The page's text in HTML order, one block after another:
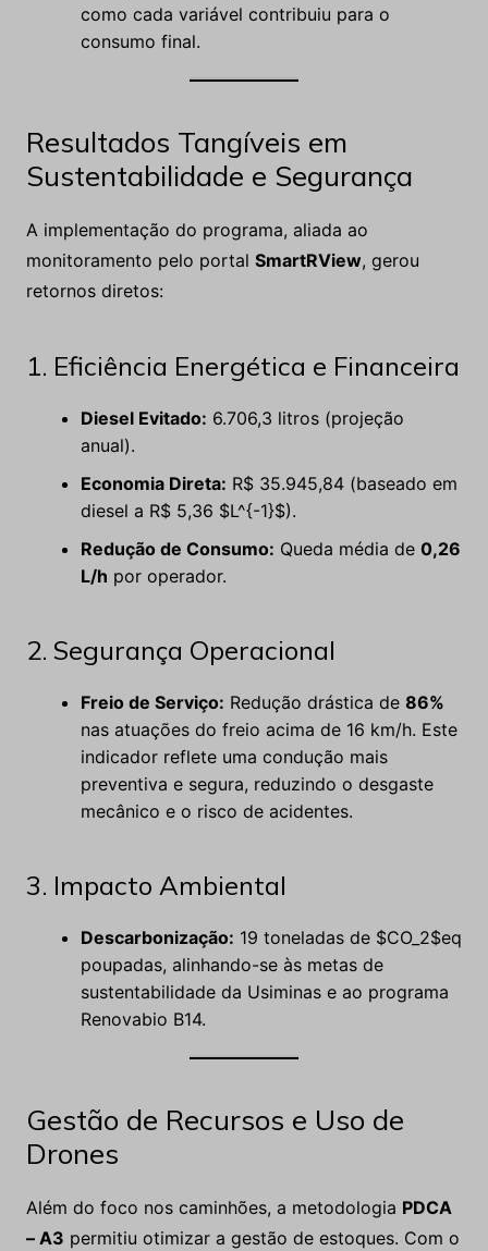
como cada variável contribuiu para o
consumo final.
Resultados Tangíveis em
Sustentabilidade e Segurança
A implementação do programa, aliada ao
monitoramento pelo portal SmartRView, gerou
retornos diretos:
1. Eficiência Energética e Financeira
Diesel Evitado: 6.706,3 litros (projeção
anual).
Economia Direta: R$ 35.945,84 (baseado em
diesel a R$ 5,36 $L^{-1}$).
Redução de Consumo: Queda média de 0,26
L/h por operador.
2. Segurança Operacional
Freio de Serviço: Redução drástica de 86%
nas atuações do freio acima de 16 km/h. Este
indicador reflete uma condução mais
preventiva e segura, reduzindo o desgaste
mecânico e o risco de acidentes.
3. Impacto Ambiental
Descarbonização: 19 toneladas de $CO_2$eq
poupadas, alinhando-se às metas de
sustentabilidade da Usiminas e ao programa
Renovabio B14.
Gestão de Recursos e Uso de
Drones
Além do foco nos caminhões, a metodologia PDCA
– A3 permitiu otimizar a gestão de estoques. Com o